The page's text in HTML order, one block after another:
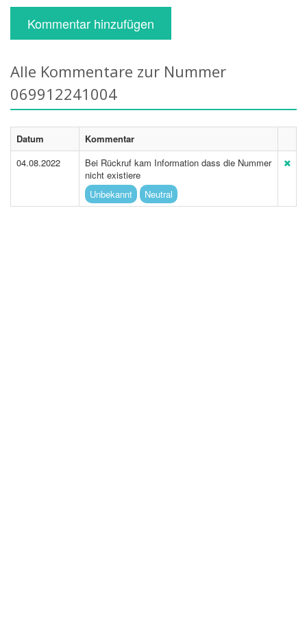
Kommentar hinzufügen
Alle Kommentare zur Nummer
069912241004
Datum
Kommentar
04.08.2022
Bei Rückruf kam Information dass die Nummer
nicht existiere
Unbekannt
Neutral